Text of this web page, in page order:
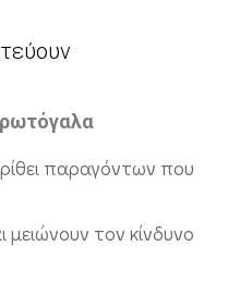
παραγόντων που
τον κίνδυνο